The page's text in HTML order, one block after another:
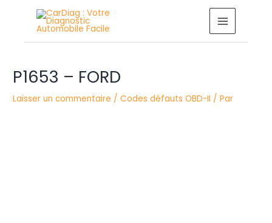
MAIN
MENU
P1653 – FORD
Laisser un commentaire /Codes défauts OBD-II / Par
des
articles